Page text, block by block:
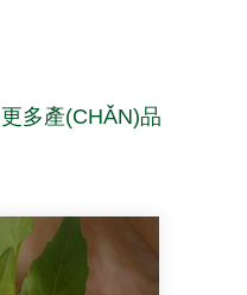
更多產(CHǍN)品